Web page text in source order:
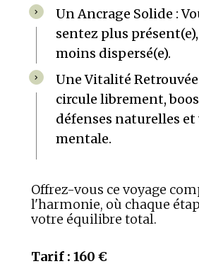
Un Ancrage Solide :
sentez plus
moins dispersé(e).
Une Vitalité Retrouvée
circule librement,
défenses naturelles
mentale.
Offrez-vous ce voyage
l'harmonie, où chaque
votre équilibre total.
Tarif : 160 €